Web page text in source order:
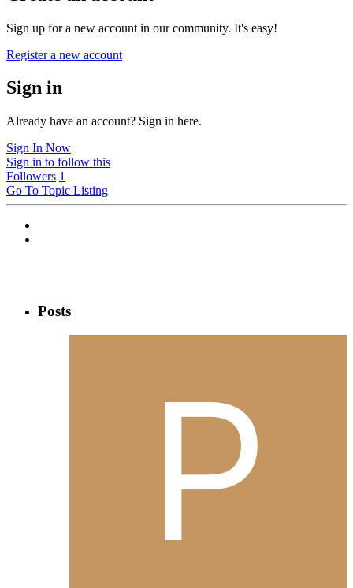
Sign up for a new account in our community. It's easy!
Register a new account
Sign in
Already have an account? Sign in here.
Sign In Now
Sign in to follow this
Followers 1
Go To Topic Listing
Posts